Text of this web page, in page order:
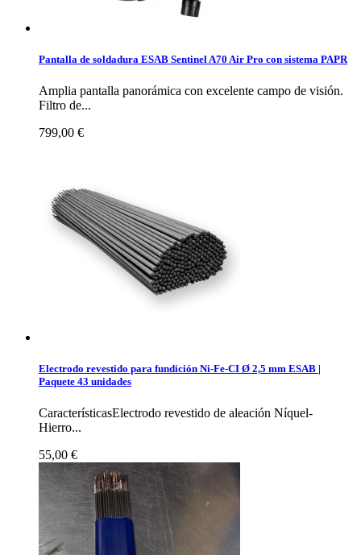
Pantalla de soldadura ESAB Sentinel A70 Air Pro con sistema PAPR
Amplia pantalla panorámica con excelente campo de visión.
Filtro de...
799,00 €
Electrodo revestido para fundición Ni-Fe-CI Ø 2,5 mm ESAB |
Paquete 43 unidades
CaracterísticasElectrodo revestido de aleación Níquel-
Hierro...
55,00 €